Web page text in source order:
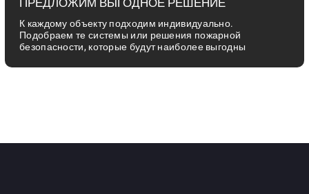
ПРЕДЛОЖИМ ВЫГОДНОЕ РЕШЕНИЕ
К каждому объекту подходим индивидуально.
Подобраем те системы или решения пожарной
безопасности, которые будут наиболее выгодны